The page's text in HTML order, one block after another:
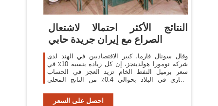
النتائج الأكثر احتمالا لاشتعال
الصراع مع إيران جريدة حابي
وقال سونال فارما، كبير الاقتصاديين في الهند لدى
شركة نومورا هولدينجز، إن كل زيادة بنسبة 10٪ في
سعر برميل النفط الخام تزيد العجز في الحساب
الجاري في البلاد بحوالي 0.4٪ من الناتج المحلي
احصل على السعر